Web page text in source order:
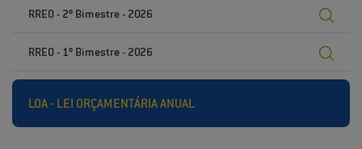
RREO - 2º Bimestre - 2026
RREO - 1º Bimestre - 2026
LOA - LEI ORÇAMENTÁRIA ANUAL